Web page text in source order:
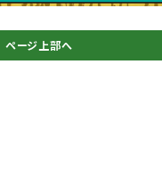
ページ上部へ